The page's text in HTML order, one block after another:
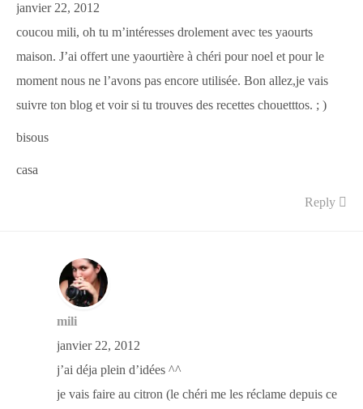
janvier 22, 2012
coucou mili, oh tu m’intéresses drolement avec tes yaourts
maison. J’ai offert une yaourtière à chéri pour noel et pour le
moment nous ne l’avons pas encore utilisée. Bon allez,je vais
suivre ton blog et voir si tu trouves des recettes chouetttos. ; )
bisous
casa
Reply
mili
janvier 22, 2012
j’ai déja plein d’idées ^^
je vais faire au citron (le chéri me les réclame depuis ce